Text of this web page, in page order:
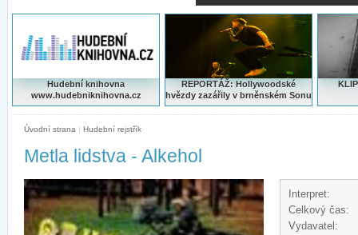
Hudební knihovna
www.hudebniknihovna.cz
REPORTÁŽ: Hollywoodské
hvězdy zazářily v brněnském Sonu
Úvodní strana | Hudební rejstřík
Metla lidstva - Alkehol
Interpret:
Celkový čas:
Vydavatel: